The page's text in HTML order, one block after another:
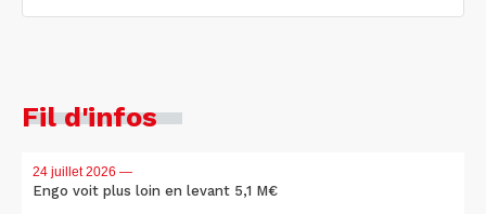
Fil d'infos
24 juillet 2026 —
Engo voit plus loin en levant 5,1 M€